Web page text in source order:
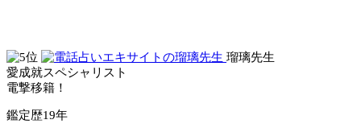
瑠璃先生
愛成就スペシャリスト
電撃移籍！
鑑定歴19年